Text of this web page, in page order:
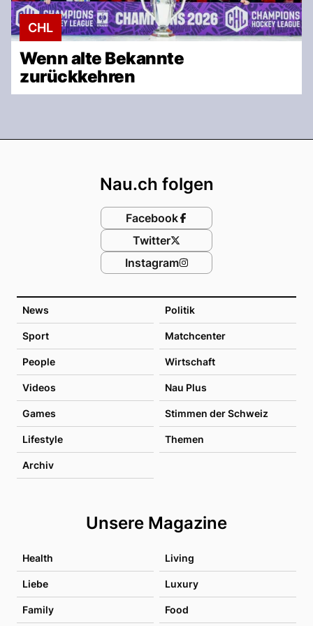
CHL
Wenn alte Bekannte
zurückkehren
News Politik
Sport Matchcenter
People Wirtschaft
Videos Nau Plus
Games Stimmen der Schweiz
Lifestyle Themen
Archiv
Unsere Magazine
Health Living
Liebe Luxury
Family Food
Nau.ch folgen
Facebook
Twitter
Instagram